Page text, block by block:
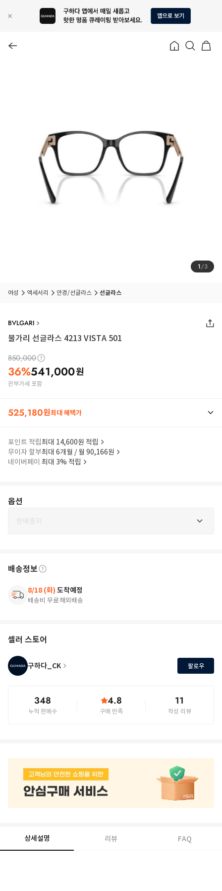
1/3
여성 액세서리 안경/선글라스 선글라스
BVLGARI
불가리 선글라스 4213 VISTA 501
850,000
36%541,000원
관부가세 포함
525,180원최대 혜택가
포인트 적립최대 14,600원 적립
무이자 할부최대 6개월 / 월 90,166원
네이버페이 최대 3% 적립
옵션
판매중지
배송정보
8/18 (화) 도착예정
배송비 무료해외배송
셀러 스토어
구하다_CK 팔로우
348
누적 판매수
4.8
구매 만족
11
작성 리뷰
상세설명 리뷰 FAQ